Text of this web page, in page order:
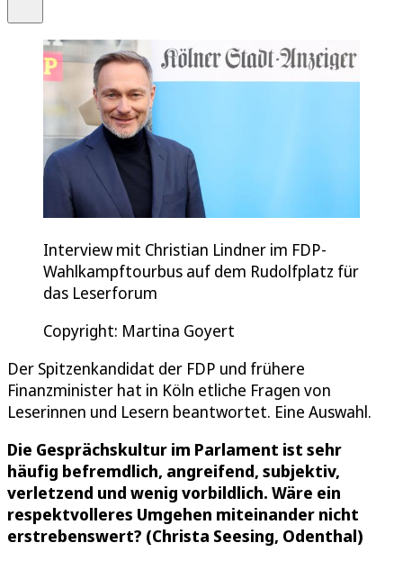
Interview mit Christian Lindner im FDP-
Wahlkampftourbus auf dem Rudolfplatz für
das Leserforum
Copyright: Martina Goyert
Der Spitzenkandidat der FDP und frühere
Finanzminister hat in Köln etliche Fragen von
Leserinnen und Lesern beantwortet. Eine Auswahl.
Die Gesprächskultur im Parlament ist sehr
häufig befremdlich, angreifend, subjektiv,
verletzend und wenig vorbildlich. Wäre ein
respektvolleres Umgehen miteinander nicht
erstrebenswert? (Christa Seesing, Odenthal)